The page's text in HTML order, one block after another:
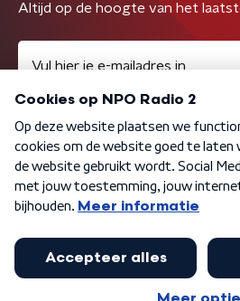
Altijd op de hoogte van het
Algemene voorwaarden